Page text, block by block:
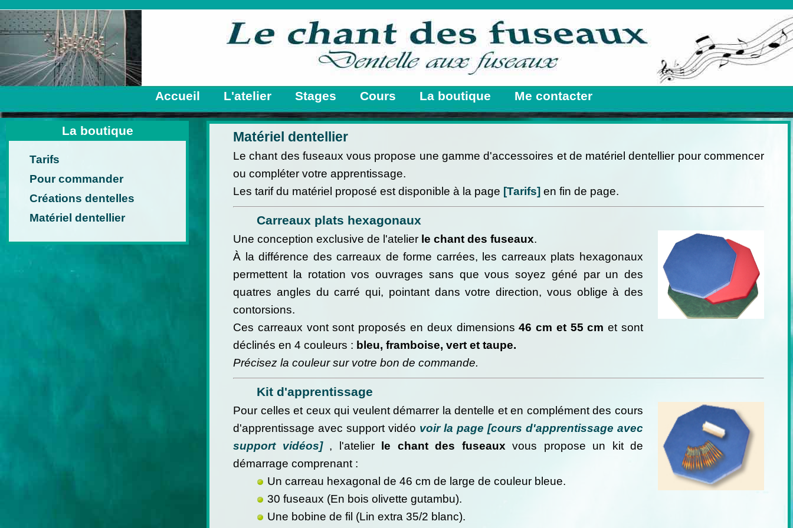
Accueil L'atelier Stages Cours La boutique Me contacter
La boutique
Tarifs
Pour commander
Créations dentelles
Matériel dentellier
Matériel dentellier
Le chant des fuseaux vous propose une gamme d'accessoires et de matériel dentellier pour commencer
ou compléter votre apprentissage.
Les tarif du matériel proposé est disponible à la page [Tarifs] en fin de page.
Carreaux plats hexagonaux
Une conception exclusive de l'atelier le chant des fuseaux.
À la différence des carreaux de forme carrées, les carreaux plats hexagonaux
permettent la rotation vos ouvrages sans que vous soyez géné par un des
quatres angles du carré qui, pointant dans votre direction, vous oblige à des
contorsions.
Ces carreaux vont sont proposés en deux dimensions46 cm et 55 cm et sont
déclinés en 4 couleurs : bleu, framboise, vert et taupe.
Précisez la couleur sur votre bon de commande.
Kit d'apprentissage
Pour celles et ceux qui veulent démarrer la dentelle et en complément des cours
d'apprentissage avec support vidéo voir la page [cours d'apprentissage avec
support vidéos] , l'atelier le chant des fuseauxvous propose un kit de
démarrage comprenant :
Un carreau hexagonal de 46 cm de large de couleur bleue.
30 fuseaux (En bois olivette gutambu).
Une bobine de fil (Lin extra 35/2 blanc).